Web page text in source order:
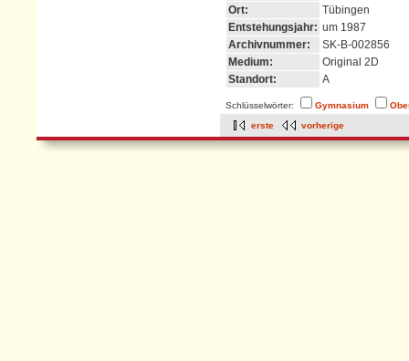
Ort:
Tübingen
Entstehungsjahr: um 1987
Archivnummer:
SK-B-002856
Medium:
Original 2D
Standort:
A
Schlüsselwörter: Gymnasium
erste
vorherige